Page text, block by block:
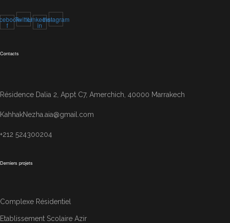
f
TwitterLinkedin-
in
Instagram
Contacts
Résidence Dalia 2, Appt C7, Amerchich, 40000 Marrakech
KahhakNezha.aia@gmail.com
+212 524300204
Derniers projets
Complexe Résidentiel
Etablissement Scolaire Azir